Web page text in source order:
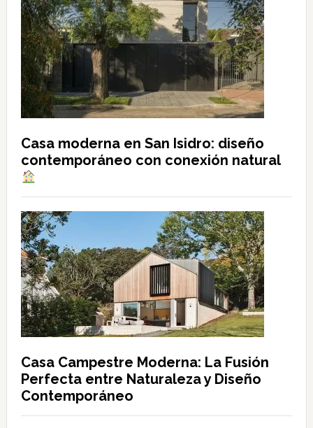
Casa moderna en San Isidro: diseño
contemporáneo con conexión natural
Casa Campestre Moderna: La Fusión
Perfecta entre Naturaleza y Diseño
Contemporáneo